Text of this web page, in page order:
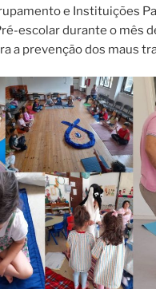
e Instituições
escolar durante o mês
a prevenção dos maus